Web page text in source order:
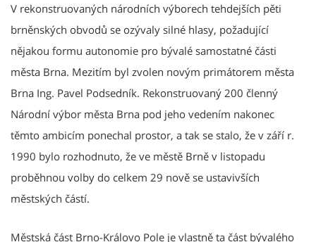
V rekonstruovaných národních výborech tehdejších pěti
brněnských obvodů se ozývaly silné hlasy, požadující
nějakou formu autonomie pro bývalé samostatné části
města Brna. Mezitím byl zvolen novým primátorem města
Brna Ing. Pavel Podsedník. Rekonstruovaný 200 členný
Národní výbor města Brna pod jeho vedením nakonec
těmto ambicím ponechal prostor, a tak se stalo, že v září r.
1990 bylo rozhodnuto, že ve městě Brně v listopadu
proběhnou volby do celkem 29 nově se ustavivších
městských částí.
Městská část Brno-Královo Pole je vlastně ta část bývalého